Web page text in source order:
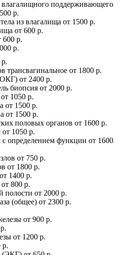
влагалищного поддерживающего
р.
из влагалища от 1500 р.
от 600 р.
600 р.
р.
трансвагинальное от 1800 р.
от 2400 р.
биопсия от 2000 р.
от 1050 р.
от 1500 р.
от 1500 р.
половых органов от 1600 р.
от 1050 р.
определением функции от 1600
от 750 р.
от 1800 р.
от 1400 р.
от 800 р.
полости от 2000 р.
(общее) от 2300 р.
от 900 р.
от 1200 р.
р.